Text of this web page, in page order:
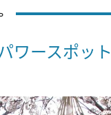
ワースポット